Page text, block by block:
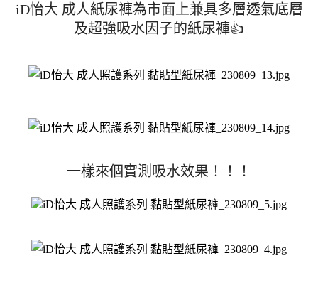
iD怡大 成人紙尿褲為市面上兼具多層透氣底層
及超強吸水因子的紙尿褲👍
一樣來個實測吸水效果！！！